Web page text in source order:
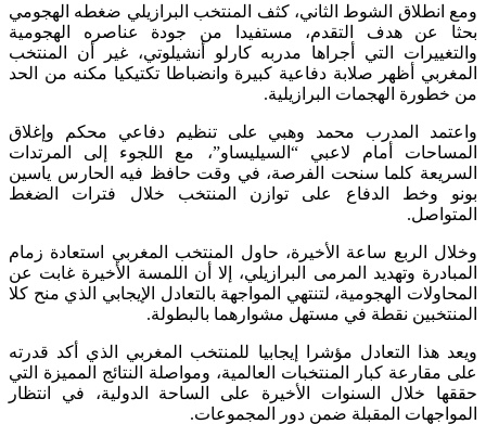
ومع انطلاق الشوط الثاني، كثف المنتخب البرازيلي ضغطه الهجومي
بحثا عن هدف التقدم، مستفيدا من جودة عناصره الهجومية
والتغييرات التي أجراها مدربه كارلو أنشيلوتي، غير أن المنتخب
المغربي أظهر صلابة دفاعية كبيرة وانضباطا تكتيكيا مكنه من الحد
من خطورة الهجمات البرازيلية.
واعتمد المدرب محمد وهبي على تنظيم دفاعي محكم وإغلاق
المساحات أمام لاعبي “السيليساو”، مع اللجوء إلى المرتدات
السريعة كلما سنحت الفرصة، في وقت حافظ فيه الحارس ياسين
بونو وخط الدفاع على توازن المنتخب خلال فترات الضغط
المتواصل.
وخلال الربع ساعة الأخيرة، حاول المنتخب المغربي استعادة زمام
المبادرة وتهديد المرمى البرازيلي، إلا أن اللمسة الأخيرة غابت عن
المحاولات الهجومية، لتنتهي المواجهة بالتعادل الإيجابي الذي منح كلا
المنتخبين نقطة في مستهل مشوارهما بالبطولة.
ويعد هذا التعادل مؤشرا إيجابيا للمنتخب المغربي الذي أكد قدرته
على مقارعة كبار المنتخبات العالمية، ومواصلة النتائج المميزة التي
حققها خلال السنوات الأخيرة على الساحة الدولية، في انتظار
المواجهات المقبلة ضمن دور المجموعات.